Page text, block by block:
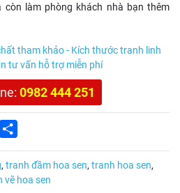
làm phòng khách nhà bạn thêm
tham khảo - Kích thước tranh linh
tư vấn hỗ trợ miễn phí
0982 444 251
LinkedIn
, tranh đầm hoa sen, tranh hoa sen,
vẽ hoa sen